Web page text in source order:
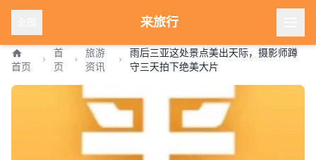
来旅行
首页
首
页
旅游
资讯
雨后三亚这处景点美出天际，摄影师蹲
守三天拍下绝美大片